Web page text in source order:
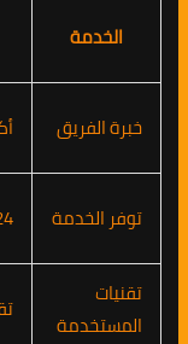
الخدمة
خبرة الفريق
توفر الخدمة 24
تقنيات
المستخدمة